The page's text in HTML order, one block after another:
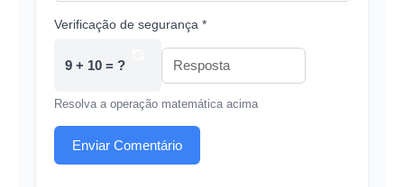
Verificação de segurança *
9 + 10 = ?
Resolva a operação matemática acima
Enviar Comentário